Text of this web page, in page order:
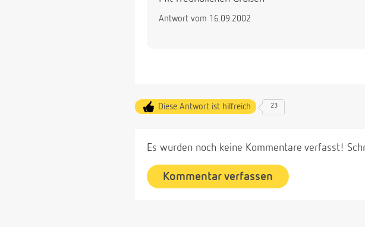
Antwort vom 16.09.2002
Diese Antwort ist hilfreich 23
Es wurden noch keine Kommentare verfasst!
Kommentar verfassen